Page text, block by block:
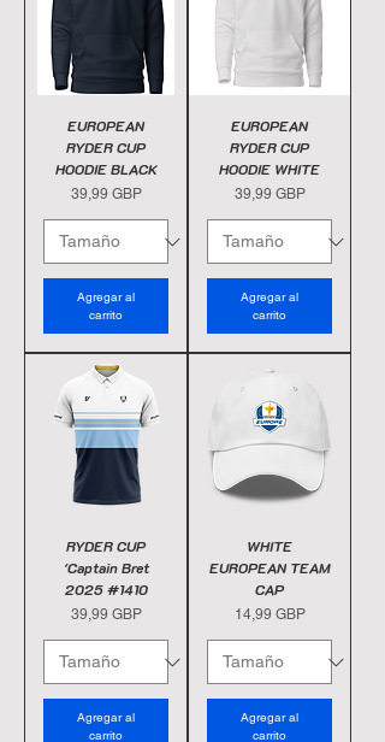
EUROPEAN
RYDER CUP
HOODIE BLACK
Precio
39,99 GBP
Agregar al
carrito
EUROPEAN
RYDER CUP
HOODIE WHITE
Precio
39,99 GBP
Agregar al
carrito
RYDER CUP
'Captain Bret
2025 #1410
Precio
39,99 GBP
Agregar al
carrito
WHITE
EUROPEAN TEAM
CAP
Precio
14,99 GBP
Agregar al
carrito